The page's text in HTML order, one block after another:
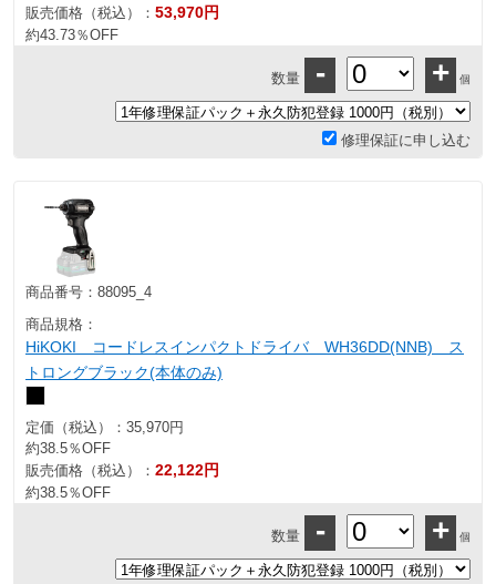
販売価格（税込）： 53,970円
約43.73％OFF
数量 - + 個
修理保証に申し込む
商品番号： 88095_4
商品規格：
HiKOKI コードレスインパクトドライバ WH36DD(NNB) ス
トロングブラック(本体のみ)
定価（税込）： 35,970円
約38.5％OFF
販売価格（税込）： 22,122円
約38.5％OFF
数量 - + 個